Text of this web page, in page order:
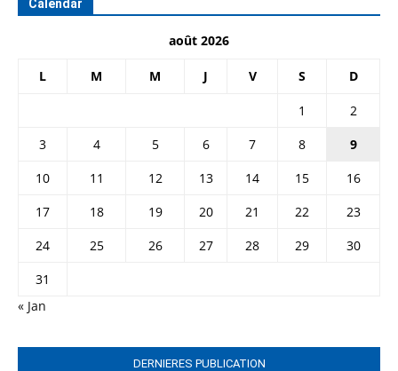
Calendar
août 2026
L M M J V S D
1
2
3
4 5 6 7 8
9
10
11 12 13 14 15
16
17
18 19 20 21 22
23
24
25 26 27 28 29
30
31
« Jan
DERNIERES PUBLICATION